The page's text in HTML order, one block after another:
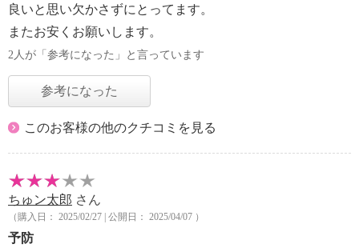
良いと思い欠かさずにとってます。
またお安くお願いします。
2人が「参考になった」と言っています
参考になった
このお客様の他のクチコミを見る
ちゅン太郎 さん
（購入日： 2025/02/27 | 公開日： 2025/04/07 ）
予防